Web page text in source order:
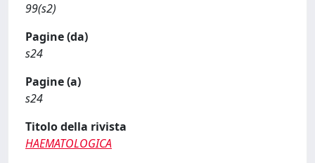
99(s2)
Pagine (da)
s24
Pagine (a)
s24
Titolo della rivista
HAEMATOLOGICA